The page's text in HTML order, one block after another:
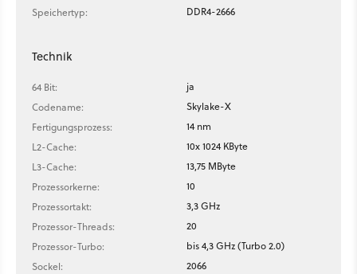
Speichertyp:
DDR4-2666
Technik
64 Bit:
ja
Codename:
Skylake-X
Fertigungsprozess:
14 nm
L2-Cache:
10x 1024 KByte
L3-Cache:
13,75 MByte
Prozessorkerne:
10
Prozessortakt:
3,3 GHz
Prozessor-Threads:
20
Prozessor-Turbo:
bis 4,3 GHz (Turbo 2.0)
Sockel:
2066